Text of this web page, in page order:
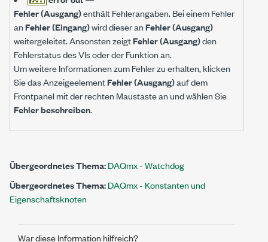
Fehler (Ausgang)enthält Fehlerangaben. Bei einem Fehler
anFehler (Eingang)wird dieser anFehler (Ausgang)
weitergeleitet. Ansonsten zeigtFehler (Ausgang)den
Fehlerstatus des VIs oder der Funktion an.
Um weitere Informationen zum Fehler zu erhalten, klicken
Sie das AnzeigeelementFehler (Ausgang)auf dem
Frontpanel mit der rechten Maustaste an und wählen Sie
Fehler beschreiben.
Übergeordnetes Thema:DAQmx - Watchdog
Übergeordnetes Thema:DAQmx - Konstanten und
Eigenschaftsknoten
War diese Information hilfreich?